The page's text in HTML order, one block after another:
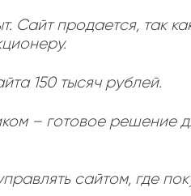
Сторона 1
You Are Everything I
If I Could Write A
Delilah
2:55
Сайт продается, так
150 тысяч рублей.
– готовое решение
сайтом, где